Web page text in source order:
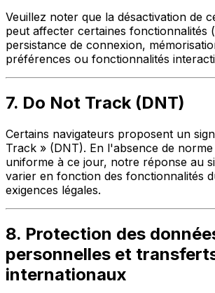
Veuillez noter que la désactivation de
peut affecter certaines fonctionnalités
persistance de connexion,
préférences ou fonctionnalités
7. Do Not Track (DNT)
Certains navigateurs proposent un
Track » (DNT). En l'absence de
uniforme à ce jour, notre réponse au
varier en fonction des fonctionnalités
exigences légales.
8. Protection des
personnelles et
internationaux